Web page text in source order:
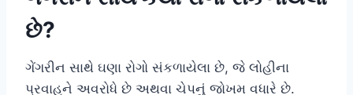
છે?
ગેંગરીન સાથે ઘણા રોગો સંકળાયેલા છે, જે લોહીના
પ્રવાહને અવરોધે છે અથવા ચેપનું જોખમ વધારે છે.